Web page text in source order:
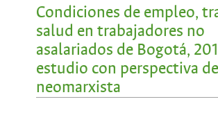
Condiciones de empleo,
salud en trabajadores no
asalariados de Bogotá,
estudio con perspectiva
neomarxista